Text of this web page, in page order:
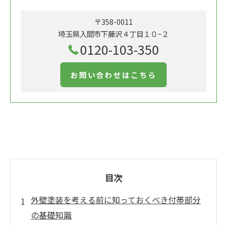
〒358-0011
埼玉県入間市下藤沢４丁目１０−２
0120-103-350
お問い合わせはこちら
目次
外壁塗装を考える前に知っておくべき付帯部分
の基礎知識